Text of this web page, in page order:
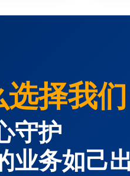
择我们
守护
业务如己出